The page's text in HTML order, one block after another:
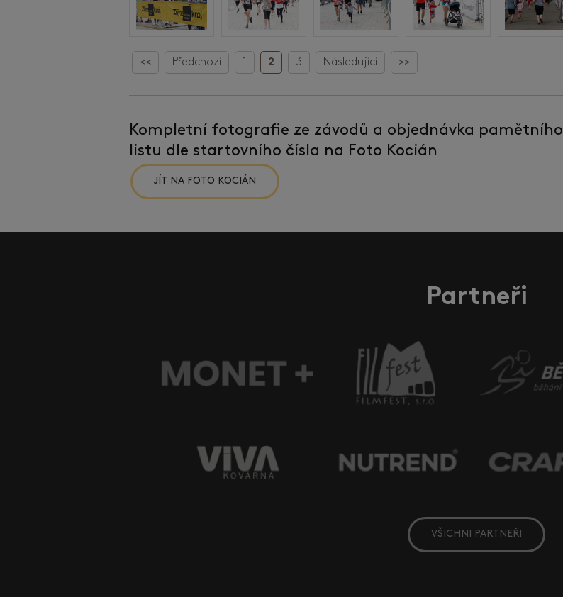
<< Předchozí 1 2 3 Následující >>
Kompletní fotografie ze závodů a objednávka pamětního
listu dle startovního čísla na Foto Kocián
JÍT NA FOTO KOCIÁN
Partneři
VŠICHNI PARTNEŘI